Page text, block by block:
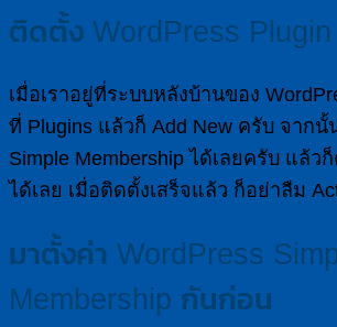
ติดตั้ง WordPress Plugin
เมื่อเราอยู่ที่ระบบหลังบ้านของ
ที่ Plugins แล้วก็ Add New ครับ จาก
Simple Membership ได้เลยครับ แล้ว
ได้เลย เมื่อติดตั้งเสร็จแล้ว ก็อย่าลืม
มาตั้งค่า WordPress
Membership กันก่อน